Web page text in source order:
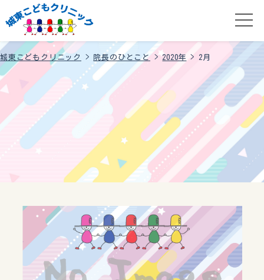
城東こどもクリニック > 院長のひとこと>2020年 > 2月